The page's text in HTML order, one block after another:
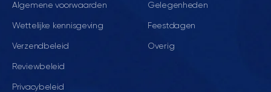
Algemene voorwaarden
Wettelijke kennisgeving
Verzendbeleid
Reviewbeleid
Privacybeleid
Gelegenheden
Feestdagen
Overig